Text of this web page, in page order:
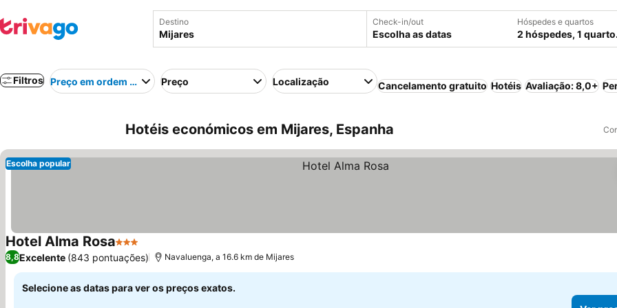
Destino Check-in/out
Escolha as datas
Hóspedes e quartos
2 hóspedes, 1 quarto.
Filtros Preço em ordem crescentePreço Localização Cancelamento gratuito Hotéis Avaliação: 8,0+
Hotéis económicos em Mijares, Espanha
Escolha popular
Hotel Alma Rosa3 EstrelasVer preços
8,8Excelente (843 pontuações) Navaluenga, a 16.6 km de Mijares
Selecione as datas para ver os preços exatos.